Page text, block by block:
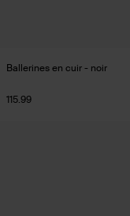
Ballerines en cuir - noir
115.99